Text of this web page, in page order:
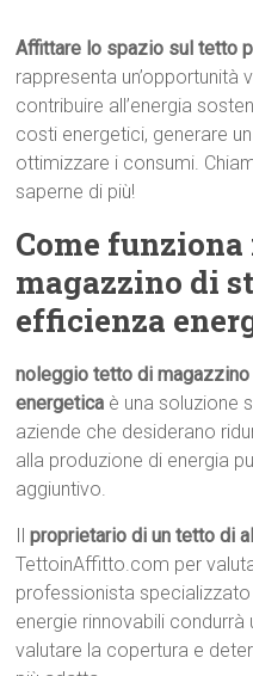
Affittare lo spazio sul tetto
rappresenta un’opportunità
contribuire all’energia
costi energetici, generare
ottimizzare i consumi.
saperne di più!
Come
magazzino di
efficienza
noleggio tetto di
energetica è una soluzione
aziende che desiderano
alla produzione di energia
aggiuntivo.
Ilproprietario di un tetto di
TettoinAffitto.com per
professionista
energie rinnovabili
valutare la copertura e